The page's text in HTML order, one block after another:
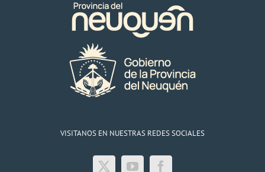
contingencia
del
2018
VISITANOS EN NUESTRAS REDES SOCIALES